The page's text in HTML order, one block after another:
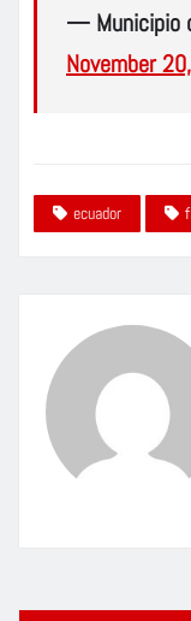
— Municipio
November
ecuador